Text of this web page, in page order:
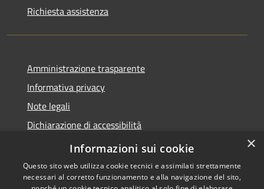
Richiesta assistenza
Amministrazione trasparente
Informativa privacy
Note legali
Dichiarazione di accessibilità
Moduli Privacy Amministrazione trasparente
×
Informazioni sui cookie
Questo sito web utilizza cookie tecnici e assimilati strettamente
necessari al corretto funzionamento e alla navigazione del sito,